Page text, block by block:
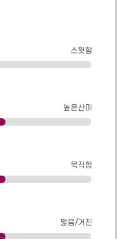
스윗함
높은산미
묵직함
떫음/거친